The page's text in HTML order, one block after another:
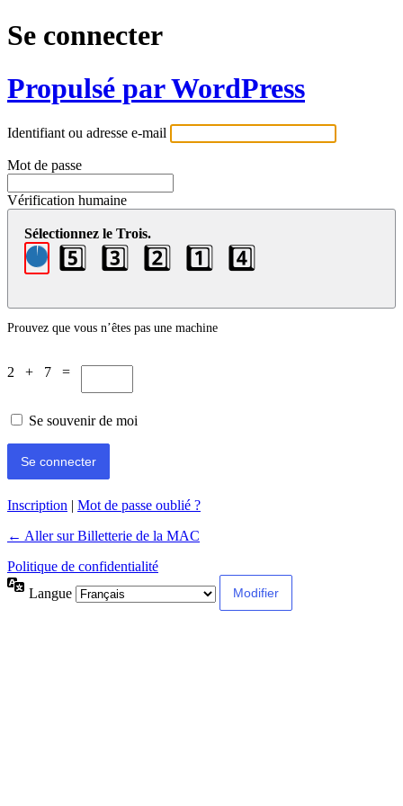
Se connecter
Propulsé par WordPress
Identifiant ou adresse e-mail
Mot de passe
Vérification humaine
Sélectionnez le Trois.
5️⃣ 3️⃣ 2️⃣ 1️⃣ 4️⃣
Prouvez que vous n’êtes pas une machine
2 + 7 =
Se souvenir de moi
Inscription
Mot de passe oublié ?
← Aller sur Billetterie de la MAC
Politique de confidentialité
Langue